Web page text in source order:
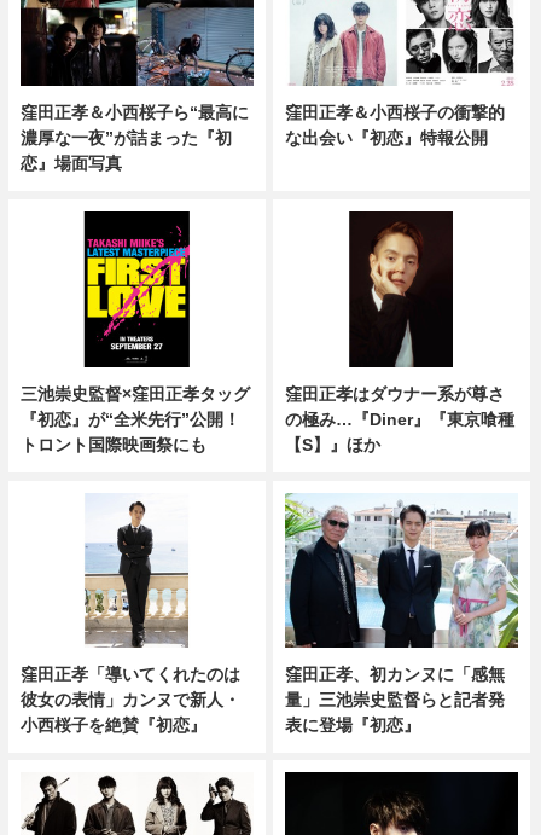
窪田正孝＆小西桜子ら“最高に
濃厚な一夜”が詰まった『初
恋』場面写真
窪田正孝＆小西桜子の衝撃的
な出会い『初恋』特報公開
三池崇史監督×窪田正孝タッグ
『初恋』が“全米先行”公開！
トロント国際映画祭にも
窪田正孝はダウナー系が尊さ
の極み…『Diner』『東京喰種
【S】』ほか
窪田正孝「導いてくれたのは
彼女の表情」カンヌで新人・
小西桜子を絶賛『初恋』
窪田正孝、初カンヌに「感無
量」三池崇史監督らと記者発
表に登場『初恋』